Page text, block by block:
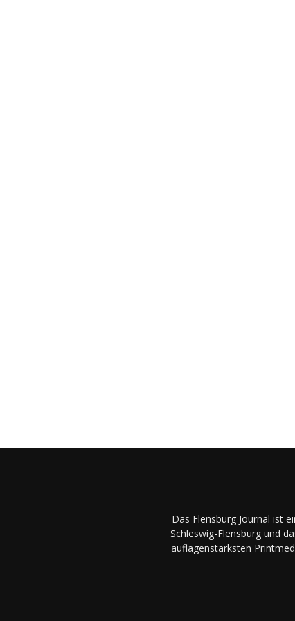
Das Flensburg Journal ist
Schleswig-Flensburg und
auflagenstärksten